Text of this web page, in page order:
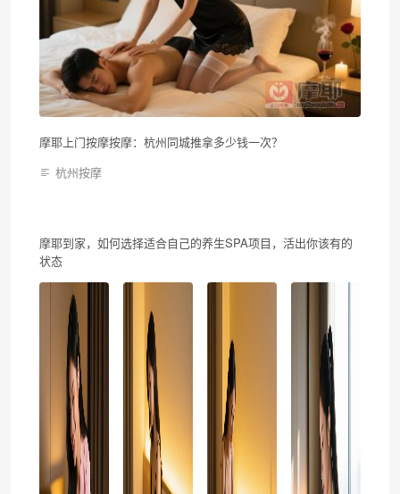
摩耶上门按摩按摩：杭州同城推拿多少钱一次？
杭州按摩
摩耶到家，如何选择适合自己的养生SPA项目，活出你该有的
状态